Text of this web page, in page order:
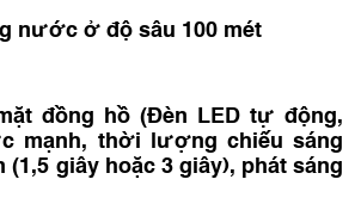
nước ở độ sâu 100 mét
đồng hồ (Đèn LED tự động,
mạnh, thời lượng chiếu sáng
giây hoặc 3 giây), phát sáng